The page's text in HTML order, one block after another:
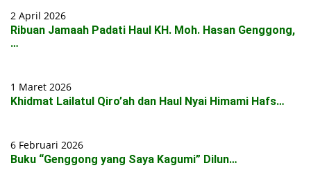
2 April 2026
Ribuan Jamaah Padati Haul KH. Moh. Hasan Genggong,
…
1 Maret 2026
Khidmat Lailatul Qiro’ah dan Haul Nyai Himami Hafs…
6 Februari 2026
Buku “Genggong yang Saya Kagumi” Dilun…